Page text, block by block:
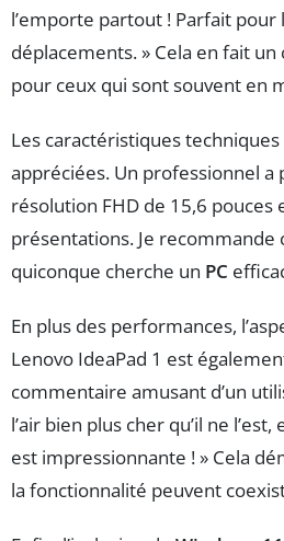
l’emporte partout ! Parfait pour
déplacements. » Cela en fait
pour ceux qui sont souvent en
Les caractéristiques
appréciées. Un professionnel a
résolution FHD de 15,6 pouces
présentations. Je recommande
quiconque cherche un PC
En plus des performances,
Lenovo IdeaPad 1 est
commentaire amusant d’un
l’air bien plus cher qu’il ne
est impressionnante ! » Cela
la fonctionnalité peuvent